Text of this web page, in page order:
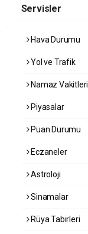
Servisler
Hava Durumu
Yol ve Trafik
Namaz Vakitleri
Piyasalar
Puan Durumu
Eczaneler
Astroloji
Sinamalar
Rüya Tabirleri